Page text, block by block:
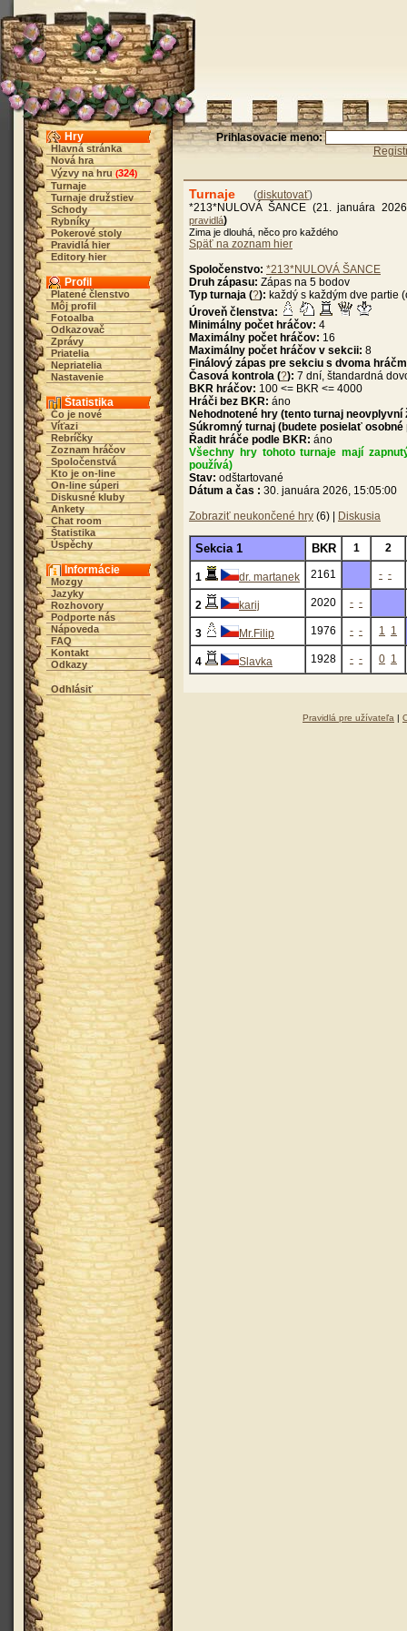
Hry
Hlavná stránka
Nová hra
Výzvy na hru (324)
Turnaje
Turnaje družstiev
Schody
Rybníky
Pokerové stoly
Pravidlá hier
Editory hier
Profil
Platené členstvo
Môj profil
Fotoalba
Odkazovač
Zprávy
Priatelia
Nepriatelia
Nastavenie
Štatistika
Čo je nové
Víťazi
Rebríčky
Zoznam hráčov
Spoločenstvá
Kto je on-line
On-line súperi
Diskusné kluby
Ankety
Chat room
Štatistika
Úspěchy
Informácie
Mozgy
Jazyky
Rozhovory
Podporte nás
Nápoveda
FAQ
Kontakt
Odkazy
Odhlásiť
Prihlasovacie meno:
Turnaje (diskutovať)
*213*NULOVÁ ŠANCE (21. januára
pravidlá)
Zima je dlouhá, něco pro každého
Späť na zoznam hier
Spoločenstvo: *213*NULOVÁ ŠANCE
Druh zápasu: Zápas na 5 bodov
Typ turnaja (?): každý s každým dve partie
Úroveň členstva:
Minimálny počet hráčov: 4
Maximálny počet hráčov: 16
Maximálny počet hráčov v sekcii: 8
Finálový zápas pre sekciu s dvoma
Časová kontrola (?): 7 dní, štandardná
BKR hráčov: 100 <= BKR <= 4000
Hráči bez BKR: áno
Nehodnotené hry (tento turnaj neovplyvní
Súkromný turnaj (budete posielať osobné
Řadit hráče podle BKR: áno
Všechny hry tohoto turnaje mají
používá)
Stav: odštartované
Dátum a čas : 30. januára 2026, 15:05:00
Zobraziť neukončené hry (6) | Diskusia
Sekcia 1 BKR 1 2
1 dr. martanek 2161 - -
2 karij 2020 - -
3 Mr.Filip 1976 - - 1 1
4 Slavka 1928 - - 0 1
Pravidlá pre užívateľa |